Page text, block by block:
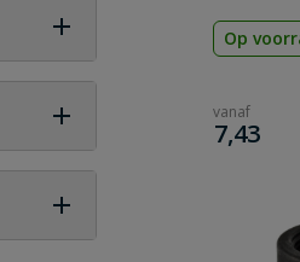
Op
vanaf
€
7,43